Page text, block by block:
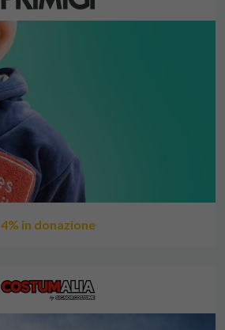
4% in donazione